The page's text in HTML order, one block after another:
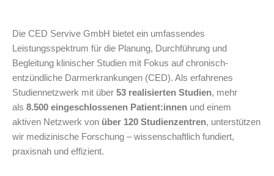
Die CED Servive GmbH bietet ein umfassendes
Leistungsspektrum für die Planung, Durchführung und
Begleitung klinischer Studien mit Fokus auf chronisch-
entzündliche Darmerkrankungen (CED). Als erfahrenes
Studiennetzwerk mit über 53 realisierten Studien, mehr
als 8.500 eingeschlossenen Patient:innen und einem
aktiven Netzwerk von über 120 Studienzentren, unterstützen
wir medizinische Forschung – wissenschaftlich fundiert,
praxisnah und effizient.